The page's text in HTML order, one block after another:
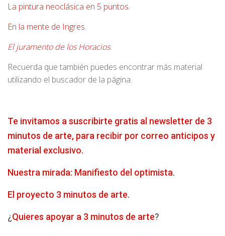
La pintura neoclásica en 5 puntos.
En la mente de Ingres.
El juramento de los Horacios.
Recuerda que también puedes encontrar más material
utilizando el buscador de la página.
Te invitamos a suscribirte gratis al newsletter de 3
minutos de arte, para recibir por correo anticipos y
material exclusivo.
Nuestra mirada: Manifiesto del optimista.
El proyecto 3 minutos de arte.
¿Quieres apoyar a 3 minutos de arte?